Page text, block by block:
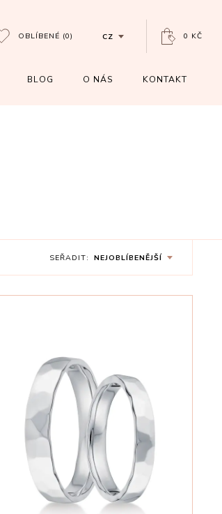
OBLÍBENÉ (0) CZ 0 KČ
BLOG O NÁS KONTAKT
SEŘADIT: NEJOBLÍBENĚJŠÍ